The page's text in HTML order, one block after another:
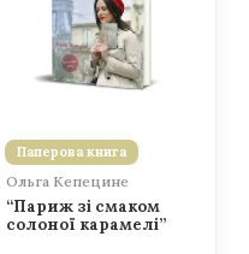
Паперова книга
Ольга Кепецине
“Париж зі смаком
солоної карамелі”